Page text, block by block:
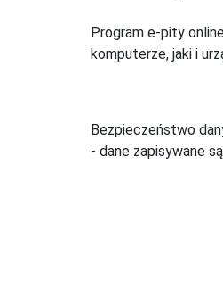
Program e-pity
komputerze, jaki i
Bezpieczeństwo
- dane zapisywane